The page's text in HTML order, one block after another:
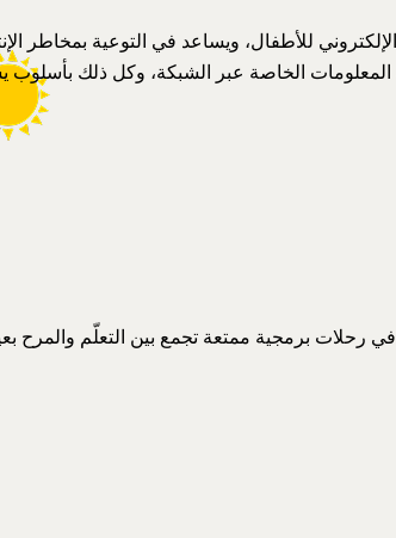
للأطفال، ويساعد في التوعية بمخاطر
الخاصة عبر الشبكة، وكل ذلك بأسلوب
في رحلات برمجية ممتعة تجمع بين التعلّم والمرح